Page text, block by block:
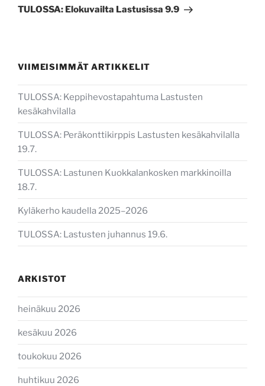
artikkeli
TULOSSA: Elokuvailta Lastusissa 9.9
VIIMEISIMMÄT ARTIKKELIT
TULOSSA: Keppihevostapahtuma Lastusten
kesäkahvilalla
TULOSSA: Peräkonttikirppis Lastusten kesäkahvilalla
19.7.
TULOSSA: Lastunen Kuokkalankosken markkinoilla
18.7.
Kyläkerho kaudella 2025–2026
TULOSSA: Lastusten juhannus 19.6.
ARKISTOT
heinäkuu 2026
kesäkuu 2026
toukokuu 2026
huhtikuu 2026